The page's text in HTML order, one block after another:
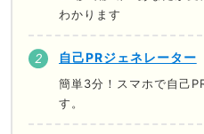
わかります
自己PRジェネレーター
簡単3分！スマホで自己
す。